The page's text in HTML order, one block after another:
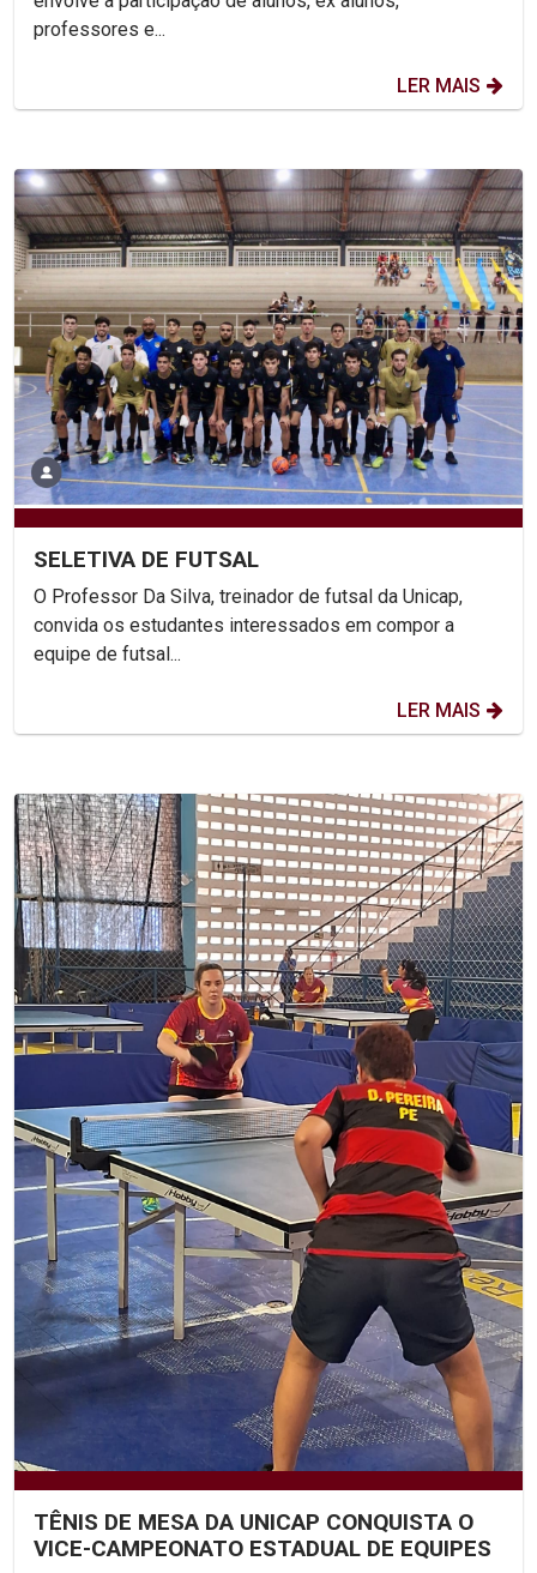
professores e...
LER MAIS
SELETIVA DE FUTSAL
O Professor Da Silva, treinador de futsal da Unicap,
convida os estudantes interessados em compor a
equipe de futsal...
LER MAIS
TÊNIS DE MESA DA UNICAP CONQUISTA O
VICE-CAMPEONATO ESTADUAL DE EQUIPES